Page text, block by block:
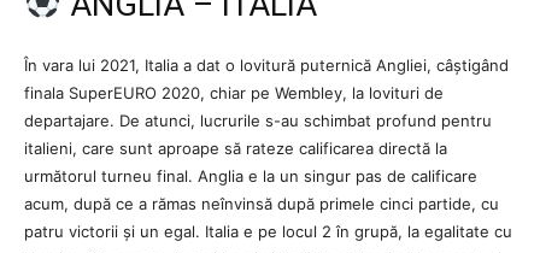
În vara lui 2021, Italia a dat o lovitură puternică Angliei, câștigând
finala SuperEURO 2020, chiar pe Wembley, la lovituri de
departajare. De atunci, lucrurile s-au schimbat profund pentru
italieni, care sunt aproape să rateze calificarea directă la
următorul turneu final. Anglia e la un singur pas de calificare
acum, după ce a rămas neînvinsă după primele cinci partide, cu
patru victorii și un egal. Italia e pe locul 2 în grupă, la egalitate cu